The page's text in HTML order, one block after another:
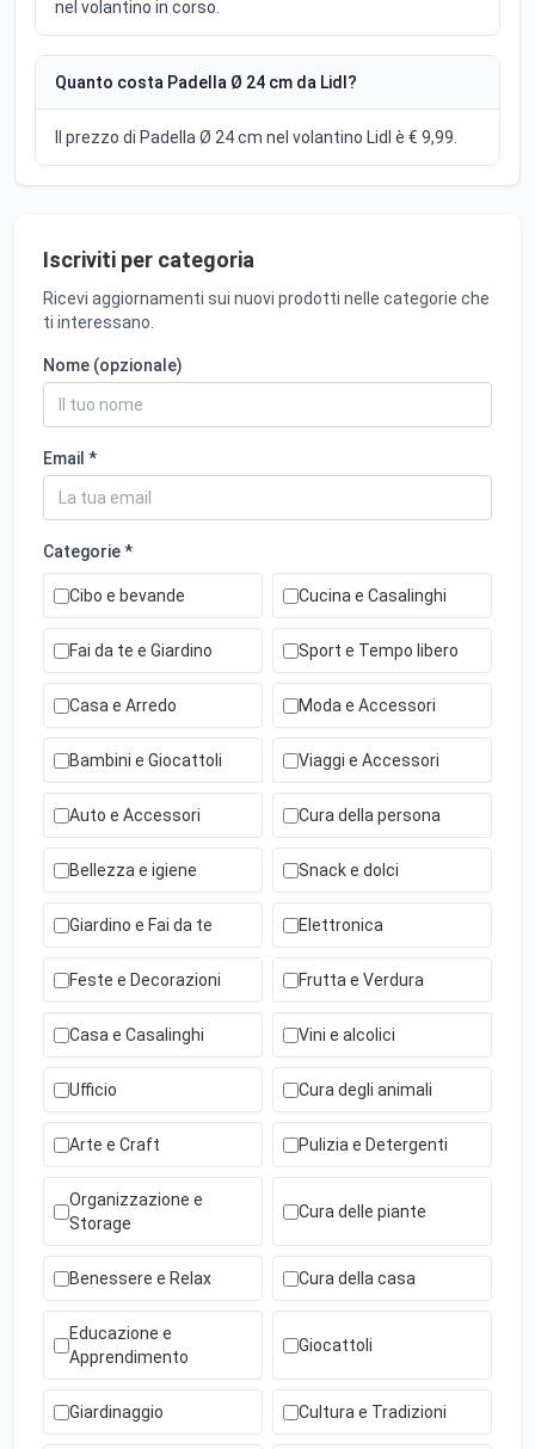
nel volantino in corso.
Quanto costa Padella Ø 24 cm da Lidl?
Il prezzo di Padella Ø 24 cm nel volantino Lidl è € 9,99.
Iscriviti per categoria
Ricevi aggiornamenti sui nuovi prodotti nelle categorie che
ti interessano.
Nome (opzionale)
Email *
Categorie *
Cibo e bevande Cucina e Casalinghi
Fai da te e Giardino Sport e Tempo libero
Casa e Arredo Moda e Accessori
Bambini e Giocattoli Viaggi e Accessori
Auto e Accessori Cura della persona
Bellezza e igiene Snack e dolci
Giardino e Fai da te Elettronica
Feste e Decorazioni Frutta e Verdura
Casa e Casalinghi Vini e alcolici
Ufficio Cura degli animali
Arte e Craft Pulizia e Detergenti
Organizzazione e
Storage
Cura delle piante
Benessere e Relax Cura della casa
Educazione e
Apprendimento
Giocattoli
Giardinaggio Cultura e Tradizioni